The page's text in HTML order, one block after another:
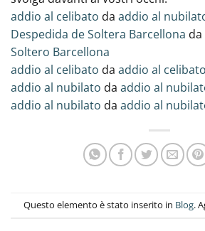
addio al celibato da addio al
Despedida de Soltera Barcellona da
Soltero Barcellona
addio al celibato da addio al celibato
addio al nubilato da addio al
addio al nubilato da addio al
Questo elemento è stato inserito in Blog.